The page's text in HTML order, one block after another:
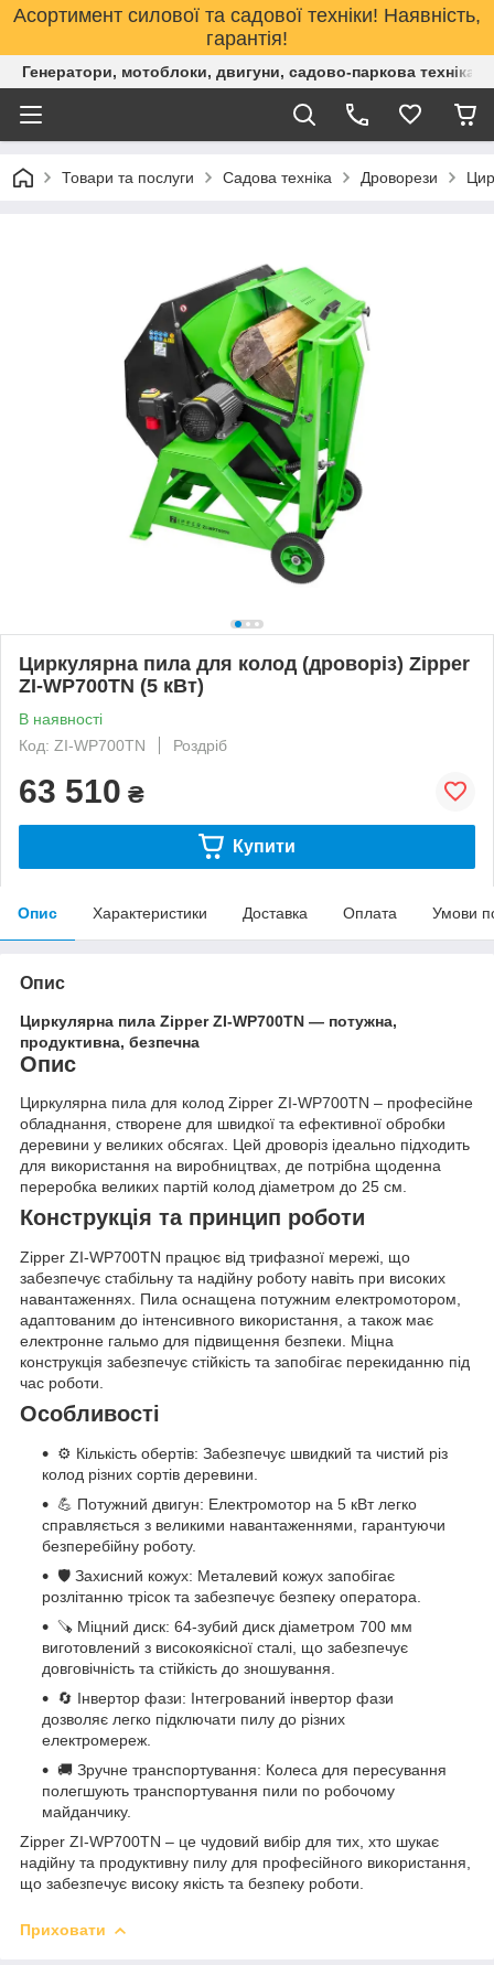
Асортимент силової та садової техніки! Наявність,
гарантія!
Генератори, мотоблоки, двигуни, садово-паркова техніка.
Товари та послуги Садова техніка Дроворези
Циркулярна пила для колод (дроворіз) Zipper
ZI-WP700TN (5 кВт)
В наявності
Код: ZI-WP700TN
Роздріб
63 510 ₴
Купити
Опис Характеристики Доставка Оплата Умови
Опис
Циркулярна пила Zipper ZI-WP700TN — потужна,
продуктивна, безпечна
Опис
Циркулярна пила для колод Zipper ZI-WP700TN – професійне
обладнання, створене для швидкої та ефективної обробки
деревини у великих обсягах. Цей дроворіз ідеально підходить
для використання на виробництвах, де потрібна щоденна
переробка великих партій колод діаметром до 25 см.
Конструкція та принцип роботи
Zipper ZI-WP700TN працює від трифазної мережі, що
забезпечує стабільну та надійну роботу навіть при високих
навантаженнях. Пила оснащена потужним електромотором,
адаптованим до інтенсивного використання, а також має
електронне гальмо для підвищення безпеки. Міцна
конструкція забезпечує стійкість та запобігає перекиданню під
час роботи.
Особливості
⚙️ Кількість обертів: Забезпечує швидкий та чистий різ
колод різних сортів деревини.
💪 Потужний двигун: Електромотор на 5 кВт легко
справляється з великими навантаженнями, гарантуючи
безперебійну роботу.
🛡️ Захисний кожух: Металевий кожух запобігає
розлітанню трісок та забезпечує безпеку оператора.
🪚 Міцний диск: 64-зубий диск діаметром 700 мм
виготовлений з високоякісної сталі, що забезпечує
довговічність та стійкість до зношування.
🔄 Інвертор фази: Інтегрований інвертор фази
дозволяє легко підключати пилу до різних
електромереж.
🚚 Зручне транспортування: Колеса для пересування
полегшують транспортування пили по робочому
майданчику.
Zipper ZI-WP700TN – це чудовий вибір для тих, хто шукає
надійну та продуктивну пилу для професійного використання,
що забезпечує високу якість та безпеку роботи.
Приховати